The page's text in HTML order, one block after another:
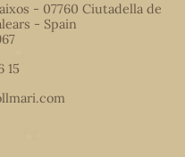
- 07760 Ciutadella de
- Spain
15